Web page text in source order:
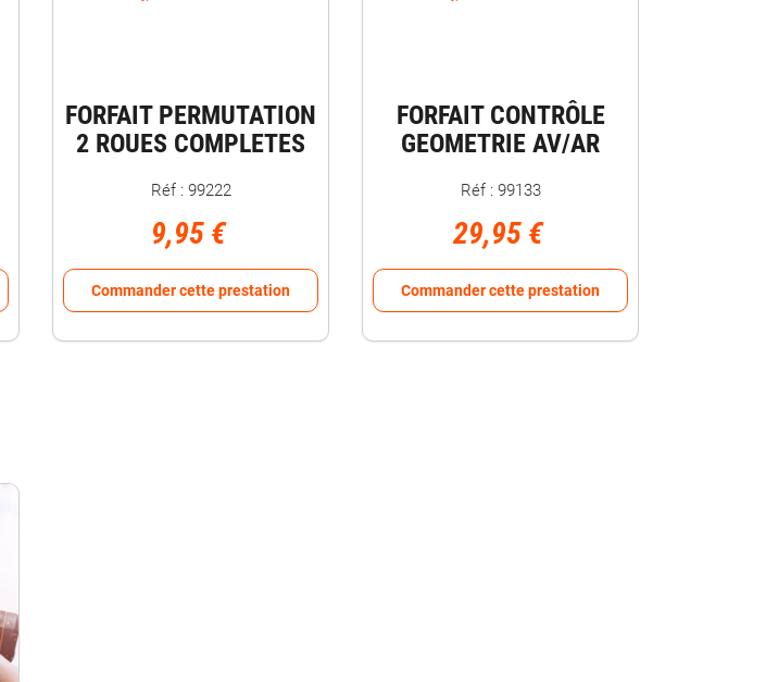
FORFAIT PERMUTATION
2 ROUES COMPLETES
Réf : 99222
9,95 €
Commander cette prestation
FORFAIT CONTRÔLE
GEOMETRIE AV/AR
Réf : 99133
29,95 €
Commander cette prestation